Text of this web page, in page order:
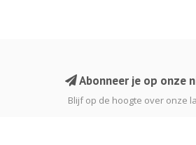
Abonneer je op onze
Blijf op de hoogte over onze